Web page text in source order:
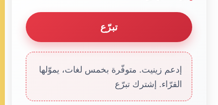
تبرّع
إدعم زينيت. متوفّرة بخمس لغات، يموّلها
القرّاء. إشترك تبرّع